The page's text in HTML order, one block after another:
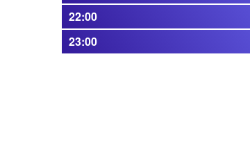
22:00
23:00